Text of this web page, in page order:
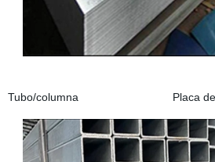
Tubo/columna Placa